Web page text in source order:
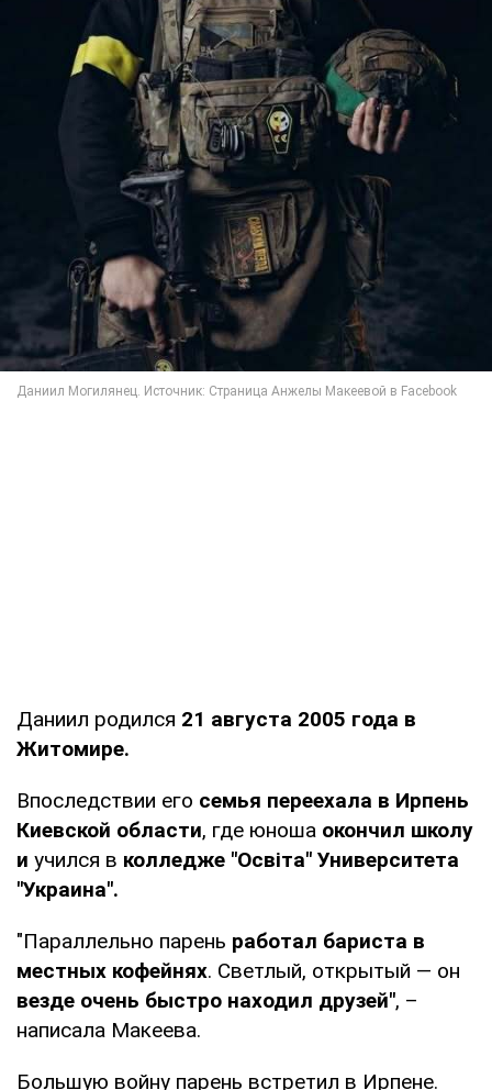
Даниил родился 21 августа 2005 года в
Житомире.
Впоследствии его семья переехала в Ирпень
Киевской области, где юноша окончил школу
и учился в колледже "Освіта" Университета
"Украина".
"Параллельно парень работал бариста в
местных кофейнях. Светлый, открытый — он
везде очень быстро находил друзей", –
написала Макеева.
Большую войну парень встретил в Ирпене.